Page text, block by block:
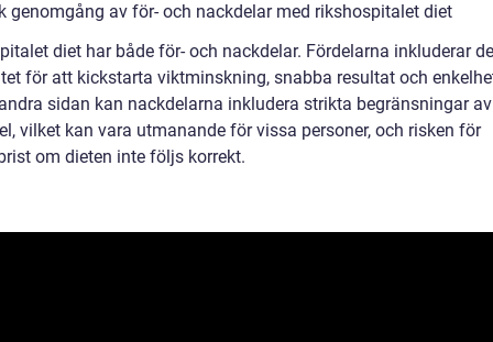
genomgång av för- och nackdelar med rikshospitalet diet
diet har både för- och nackdelar. Fördelarna inkluderar
för att kickstarta viktminskning, snabba resultat och
sidan kan nackdelarna inkludera strikta begränsningar
vilket kan vara utmanande för vissa personer, och risken för
om dieten inte följs korrekt.